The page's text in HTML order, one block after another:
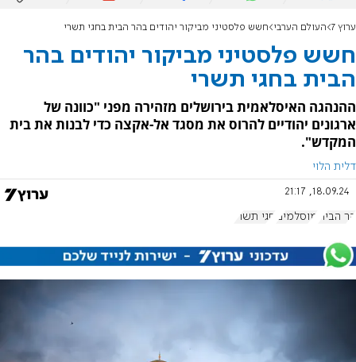
ערוץ 7 העולם הערבי חשש פלסטיני מביקור יהודים בהר הבית בחגי תשרי
חשש פלסטיני מביקור יהודים בהר
הבית בחגי תשרי
ההנהגה האיסלאמית בירושלים מזהירה מפני "כוונה של
ארגונים יהודיים להרוס את מסגד אל-אקצה כדי לבנות את בית
המקדש".
דלית הלוי
18.09.24, 21:17
הר הבית מוסלמים חגי תשרי